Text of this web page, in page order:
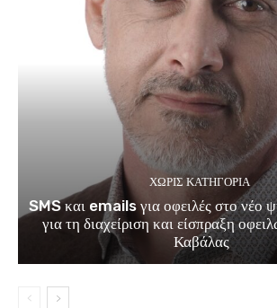
ΧΩΡΊΣ ΚΑΤΗΓΟΡΊΑ
SMS και emails για οφειλές στο νέο
για τη διαχείριση και είσπραξη
Καβάλας